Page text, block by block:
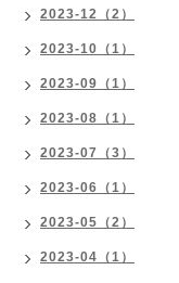
2023-12（2）
2023-10（1）
2023-09（1）
2023-08（1）
2023-07（3）
2023-06（1）
2023-05（2）
2023-04（1）